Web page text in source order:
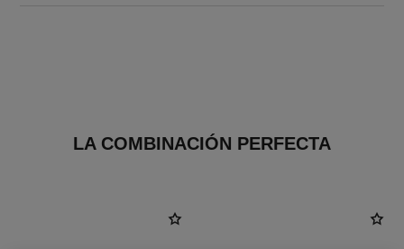
LA COMBINACIÓN PERFECTA